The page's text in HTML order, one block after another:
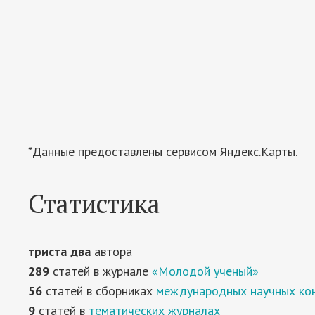
*Данные предоставлены сервисом Яндекс.Карты.
Статистика
триста два автора
289 статей в журнале «Молодой ученый»
56 статей в сборниках международных научных
9 статей в тематических журналах